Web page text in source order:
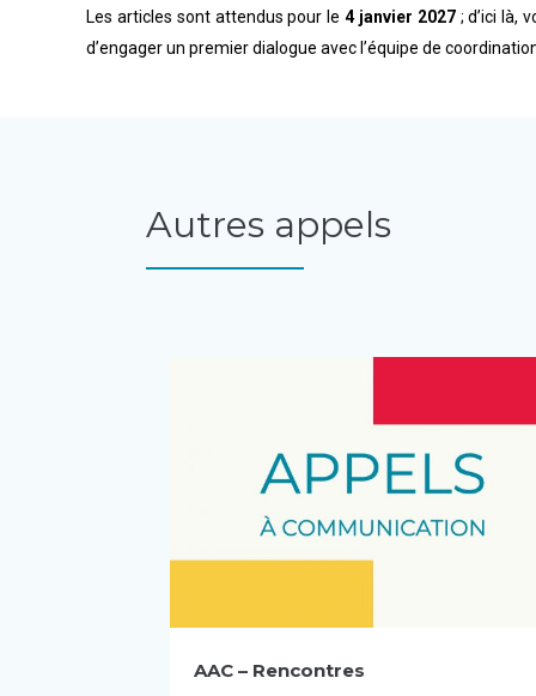
Les articles sont attendus pour le4 janvier 2027; d’ici là,
d’engager un premier dialogue avec l’équipe de
Autres appels
AAC – Rencontres